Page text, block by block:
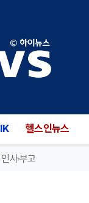
헬스인뉴스
인사·부고